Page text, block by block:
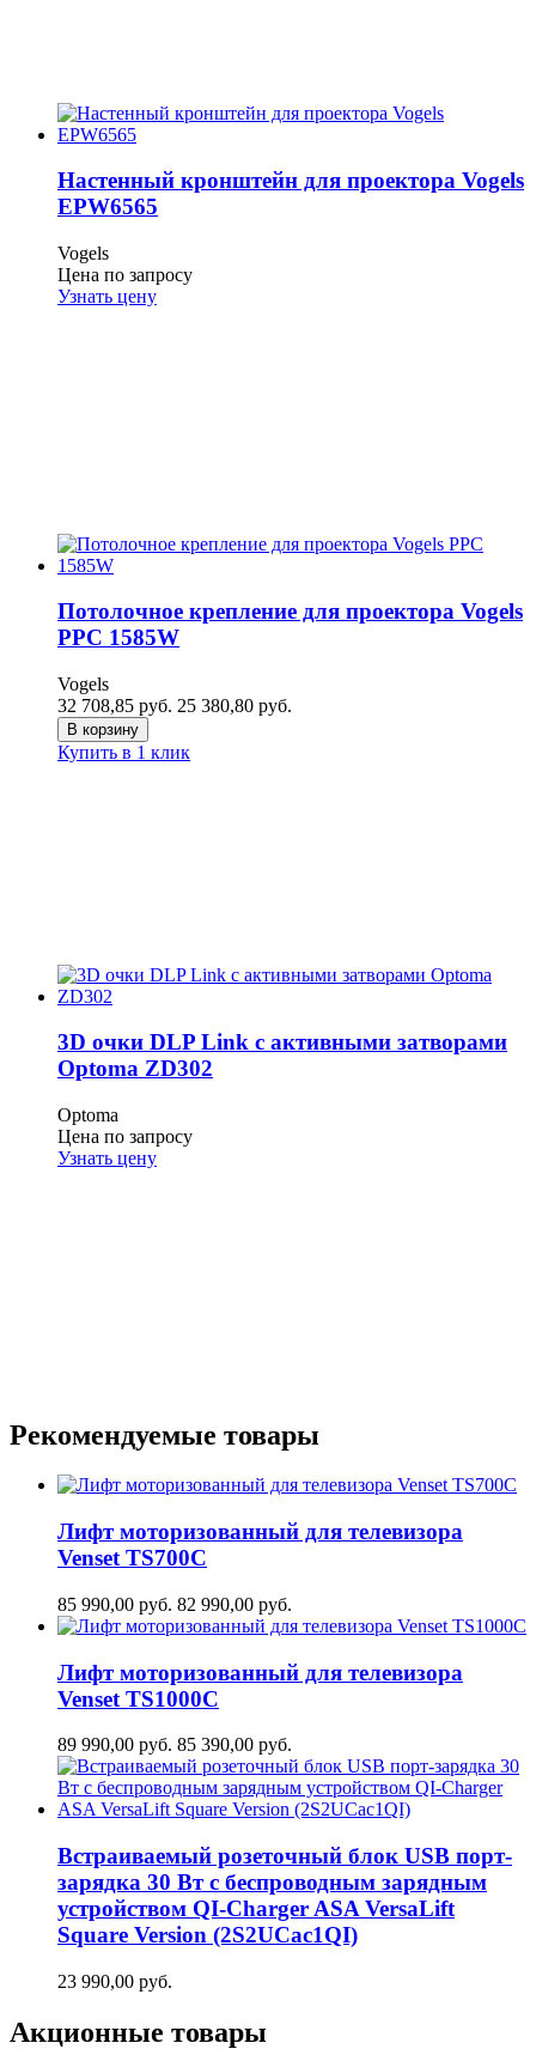
Настенный кронштейн для проектора Vogels
EPW6565
Vogels
Цена по запросу
Узнать цену
Потолочное крепление для проектора Vogels
PPC 1585W
Vogels
32 708,85 руб. 25 380,80 руб.
В корзину
Купить в 1 клик
3D очки DLP Link с активными затворами
Optoma ZD302
Optoma
Цена по запросу
Узнать цену
Рекомендуемые товары
Лифт моторизованный для телевизора
Venset TS700С
85 990,00 руб. 82 990,00 руб.
Лифт моторизованный для телевизора
Venset TS1000C
89 990,00 руб. 85 390,00 руб.
Встраиваемый розеточный блок USB порт-
зарядка 30 Вт c беспроводным зарядным
устройством QI-Charger ASA VersaLift
Square Version (2S2UCaс1QI)
23 990,00 руб.
Акционные товары